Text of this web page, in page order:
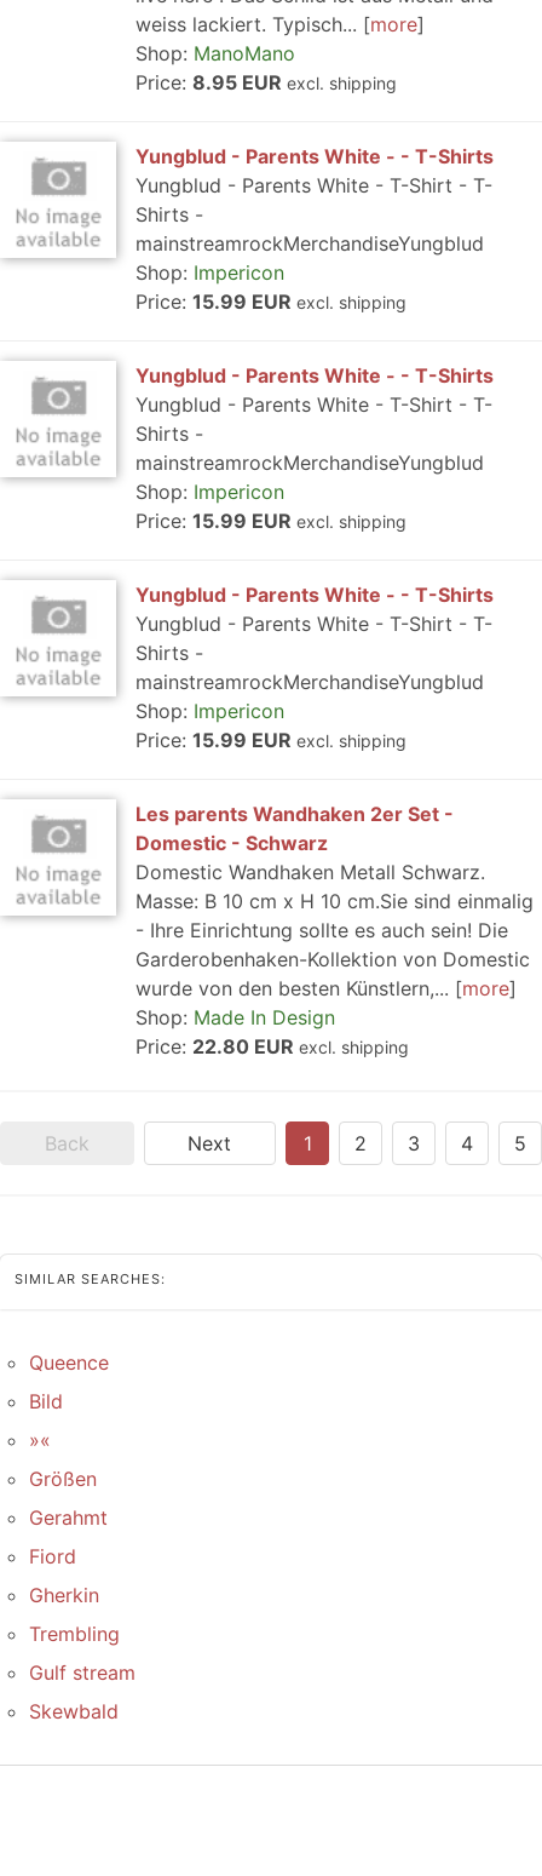
weiss lackiert. Typisch...
more
Shop: ManoMano
Price: 8.95 EUR excl. shipping
Yungblud - Parents White - - T-Shirts
Yungblud - Parents White - T-Shirt - T-
Shirts -
mainstreamrockMerchandiseYungblud
Shop: Impericon
Price: 15.99 EUR excl. shipping
Yungblud - Parents White - - T-Shirts
Yungblud - Parents White - T-Shirt - T-
Shirts -
mainstreamrockMerchandiseYungblud
Shop: Impericon
Price: 15.99 EUR excl. shipping
Yungblud - Parents White - - T-Shirts
Yungblud - Parents White - T-Shirt - T-
Shirts -
mainstreamrockMerchandiseYungblud
Shop: Impericon
Price: 15.99 EUR excl. shipping
Les parents Wandhaken 2er Set -
Domestic - Schwarz
Domestic Wandhaken Metall Schwarz.
Masse: B 10 cm x H 10 cm.Sie sind einmalig
- Ihre Einrichtung sollte es auch sein! Die
Garderobenhaken-Kollektion von Domestic
wurde von den besten Künstlern,...
more
Shop: Made In Design
Price: 22.80 EUR excl. shipping
Back Next 1 2 3 4 5
SIMILAR SEARCHES:
Queence
Bild
»«
Größen
Gerahmt
Fiord
Gherkin
Trembling
Gulf stream
Skewbald